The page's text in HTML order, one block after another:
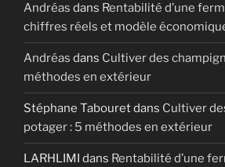
Andréas dans Rentabilité d’une
chiffres réels et modèle
Andréas dans Cultiver des
méthodes en extérieur
Stéphane Tabouretdans Cultiver
potager : 5 méthodes en extérieur
LARHLIMI dans Rentabilité d’une